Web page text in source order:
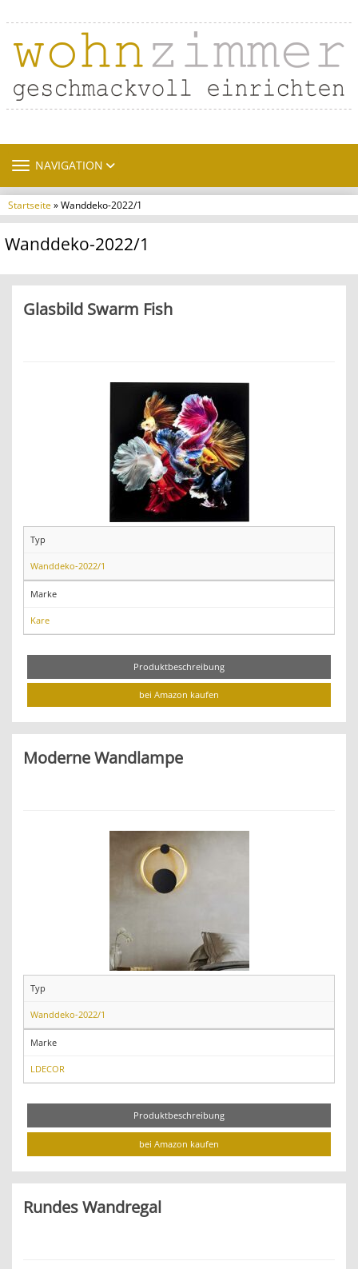
TOGGLE NAVIGATION
NAVIGATION
Startseite» Wanddeko-2022/1
Wanddeko-2022/1
Glasbild Swarm Fish
Typ
Wanddeko-2022/1
Marke
Kare
Produktbeschreibung
bei Amazon kaufen
Moderne Wandlampe
Typ
Wanddeko-2022/1
Marke
LDECOR
Produktbeschreibung
bei Amazon kaufen
Rundes Wandregal